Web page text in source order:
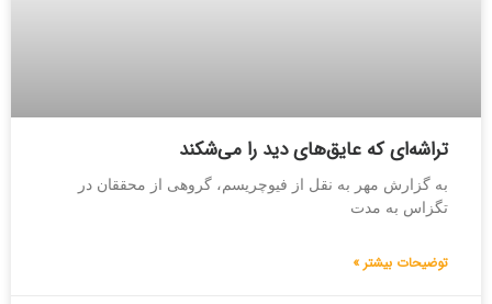
تراشه‌ای که عایق‌های دید را می‌شکند
به گزارش مهر به نقل از فیوچریسم، گروهی از محققان در
تگزاس به مدت
توضیحات بیشتر »